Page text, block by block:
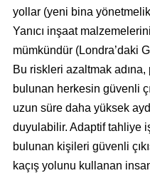
yollar (yeni bina
Yanıcı inşaat
mümkündür (Londra’daki
Bu riskleri azaltmak
bulunan herkesin güvenli
uzun süre daha yüksek
duyulabilir. Adaptif tahliye
bulunan kişileri güvenli
kaçış yolunu kullanan